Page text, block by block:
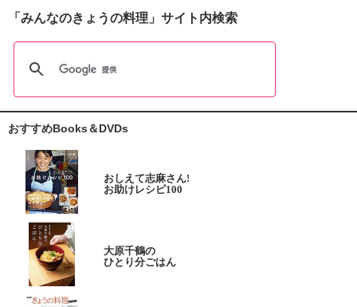
「みんなのきょうの料理」サイト内検索
おすすめBooks＆DVDs
おしえて志麻さん!
お助けレシピ100
大原千鶴の
ひとり分ごはん